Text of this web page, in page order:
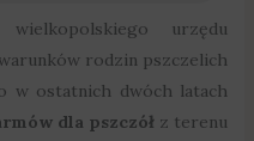
urzędu
rodzin pszczelich
w ostatnich dwóch latach
dla pszczół z terenu